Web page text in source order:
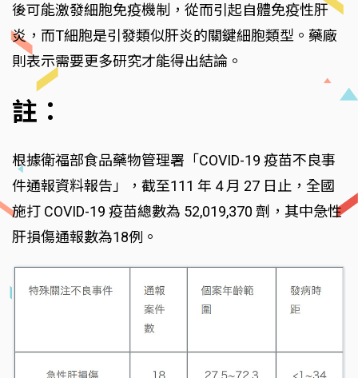
後可能激發細胞免疫機制，從而引起自體免疫性肝
炎，而T細胞是引發類似肝炎的關鍵細胞類型。藥廠
則表示需要更多研究才能得出結論。
註：
根據衛福部食品藥物管理署「COVID-19 疫苗不良事
件通報資料報告」，截至111 年 4 月 27 日止，全國
施打 COVID-19 疫苗總數為 52,019,370 劑，其中急性
肝損傷通報數為18例。